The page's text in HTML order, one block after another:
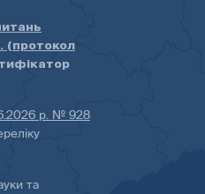
(протокол
р. № 928
та